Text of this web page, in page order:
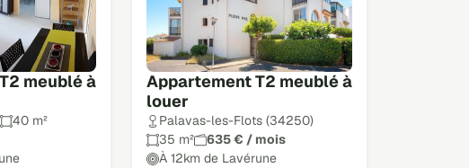
meublé à
40 m²
Appartement T2 meublé à
louer
Palavas-les-Flots (34250)
35 m²
635 € / mois
À 12km de Lavérune